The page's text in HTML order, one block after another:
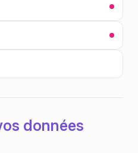
données